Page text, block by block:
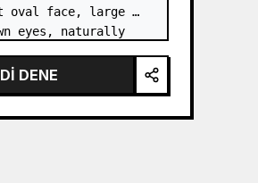
face, large
eyes, naturally
styled in…
DENE